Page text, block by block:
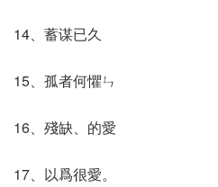
14、蓄谋已久
15、孤者何懼ㄣ
16、殘缺、的愛
17、以爲很愛。